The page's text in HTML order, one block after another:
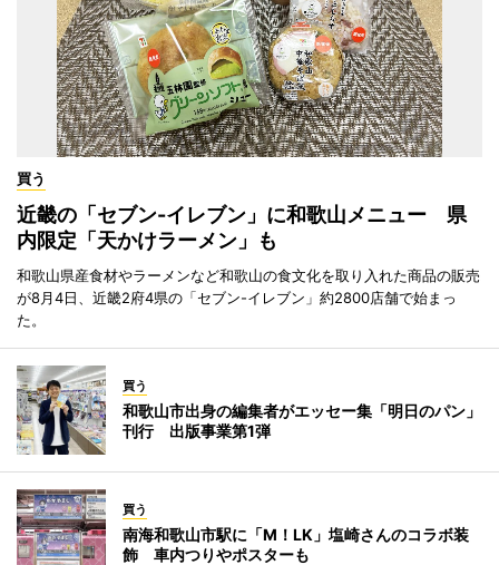
買う
近畿の「セブン-イレブン」に和歌山メニュー 県
内限定「天かけラーメン」も
和歌山県産食材やラーメンなど和歌山の食文化を取り入れた商品の販売
が8月4日、近畿2府4県の「セブン-イレブン」約2800店舗で始まっ
た。
買う
和歌山市出身の編集者がエッセー集「明日のパン」
刊行 出版事業第1弾
買う
南海和歌山市駅に「M！LK」塩崎さんのコラボ装
飾 車内つりやポスターも